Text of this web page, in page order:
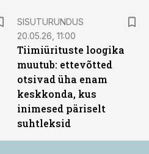
SISUTURUNDUS
20.05.26, 11:00
Tiimiürituste loogika
muutub: ettevõtted
otsivad üha enam
keskkonda, kus
inimesed päriselt
suhtleksid